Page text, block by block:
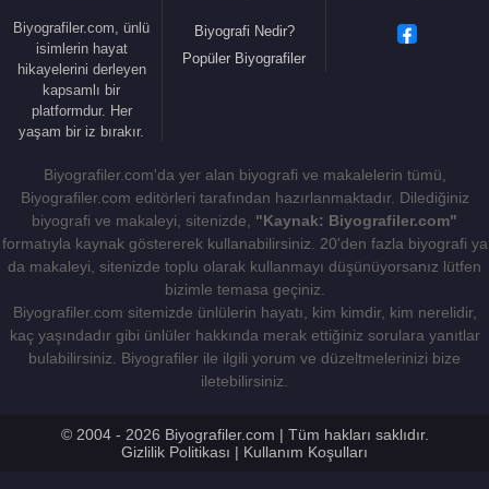
saf ekstrakt verilen ilk insandı. Thompson üç yıldır
diyabet hastasıydı ve yalnızca 30 kilo olduğu o
sırada ölüm döşeğindeydi. Collip’in ekstraktını
almasının ardından Thompson’ın belirtileri ortadan
Sonuçlar kesindi; bu pankreas ekstraktının
insanlarda kayda değer anti-diyabet etkileri vardı.
Frederick Banting, 1923yılında meslektaşıJohn
James Rickard Macleod ile birlikte İnsülinin keşfi
nedeniyle Nobel Fizyoloji veya Tıp Ödülü’nü
kazanmıştır. Frederick Banting, ödülden kendine
düşen payını yanında çalışan asistanı Dr.Charles
ile paylaştı. Macleod da insülinin katıksız ve
olan, biyokimyacıJames Bertram Collip(1892-
Biyografiler.com, ünlü
isimlerin hayat
hikayelerini derleyen
kapsamlı bir
platformdur. Her
yaşam bir iz bırakır.
Biyografi Nedir?
Popüler Biyografiler
Biyografiler.com'da yer alan biyografi ve makalelerin tümü,
Biyografiler.com editörleri tarafından hazırlanmaktadır. Dilediğiniz
biyografi ve makaleyi, sitenizde, "Kaynak: Biyografiler.com"
formatıyla kaynak göstererek kullanabilirsiniz. 20'den fazla biyografi ya
da makaleyi, sitenizde toplu olarak kullanmayı düşünüyorsanız lütfen
bizimle temasa geçiniz.
Biyografiler.com sitemizde ünlülerin hayatı, kim kimdir, kim nerelidir,
kaç yaşındadır gibi ünlüler hakkında merak ettiğiniz sorulara yanıtlar
bulabilirsiniz. Biyografiler ile ilgili yorum ve düzeltmelerinizi bize
iletebilirsiniz.
© 2004 - 2026 Biyografiler.com | Tüm hakları saklıdır.
Gizlilik Politikası | Kullanım Koşulları